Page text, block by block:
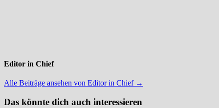
Editor in Chief
Alle Beiträge ansehen von Editor in Chief →
Das könnte dich auch interessieren